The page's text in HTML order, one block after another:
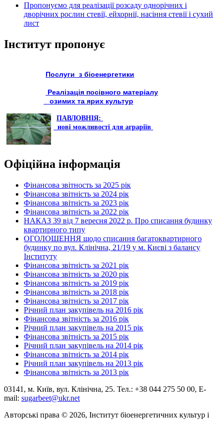
Пропонуємо для реалізації розсаду однорічних і
дворічних рослин стевії, ейхорнії, насіння стевії і сухий
лист
Інститут пропонує
Послуги з біоенергетики
Реалізація посівного матеріалу
озимих та ярих культур
ПАВЛОВНІЯ:
нові можливості для аграріїв
Офіційна інформація
Фінансова звітность за 2025 рік
Фінансова звітність за 2024 рік
Фінансова звітність за 2023 рік
Фінансова звітність за 2022 рік
НАКАЗ 39 від 7 вересня 2022 р. Про списання будинку
квартирного типу
ОГОЛОШЕННЯ щодо списання багатоквартирного
будинку по вул. Клінічна, 21/19 у м. Києві з балансу
Інституту
Фінансова звітність за 2021 рік
Фінансова звітність за 2020 рік
Фінансова звітність за 2019 рік
Фінансова звітність за 2018 рік
Фінансова звітність за 2017 рік
Річний план закупівель на 2016 рік
Фінансова звітність за 2016 рік
Річний план закупівель на 2015 рік
Фінансова звітність за 2015 рік
Річний план закупівель на 2014 рік
Фінансова звітність за 2014 рік
Річний план закупівель на 2013 рік
Фінансова звітність за 2013 рік
03141, м. Київ, вул. Клінічна, 25. Тел.: +38 044 275 50 00, E-
mail: sugarbeet@ukr.net
Авторські права © 2026, Інститут біоенергетичних культур і